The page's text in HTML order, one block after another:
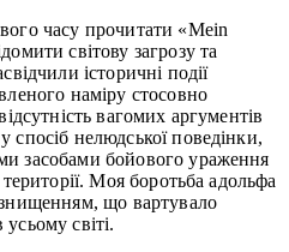
часу прочитати «Mein
світову загрозу та
історичні події
наміру стосовно
вагомих аргументів
нелюдської поведінки,
засобами бойового ураження
Моя боротьба адольфа
що вартувало
світі.